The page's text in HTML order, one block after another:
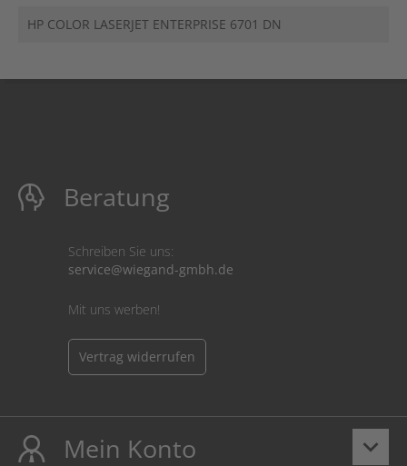
HP COLOR LASERJET ENTERPRISE 6701 DN
Beratung
Schreiben Sie uns:
service@wiegand-gmbh.de
Mit uns werben!
Vertrag widerrufen
keyboard_arrow_down
Mein Konto